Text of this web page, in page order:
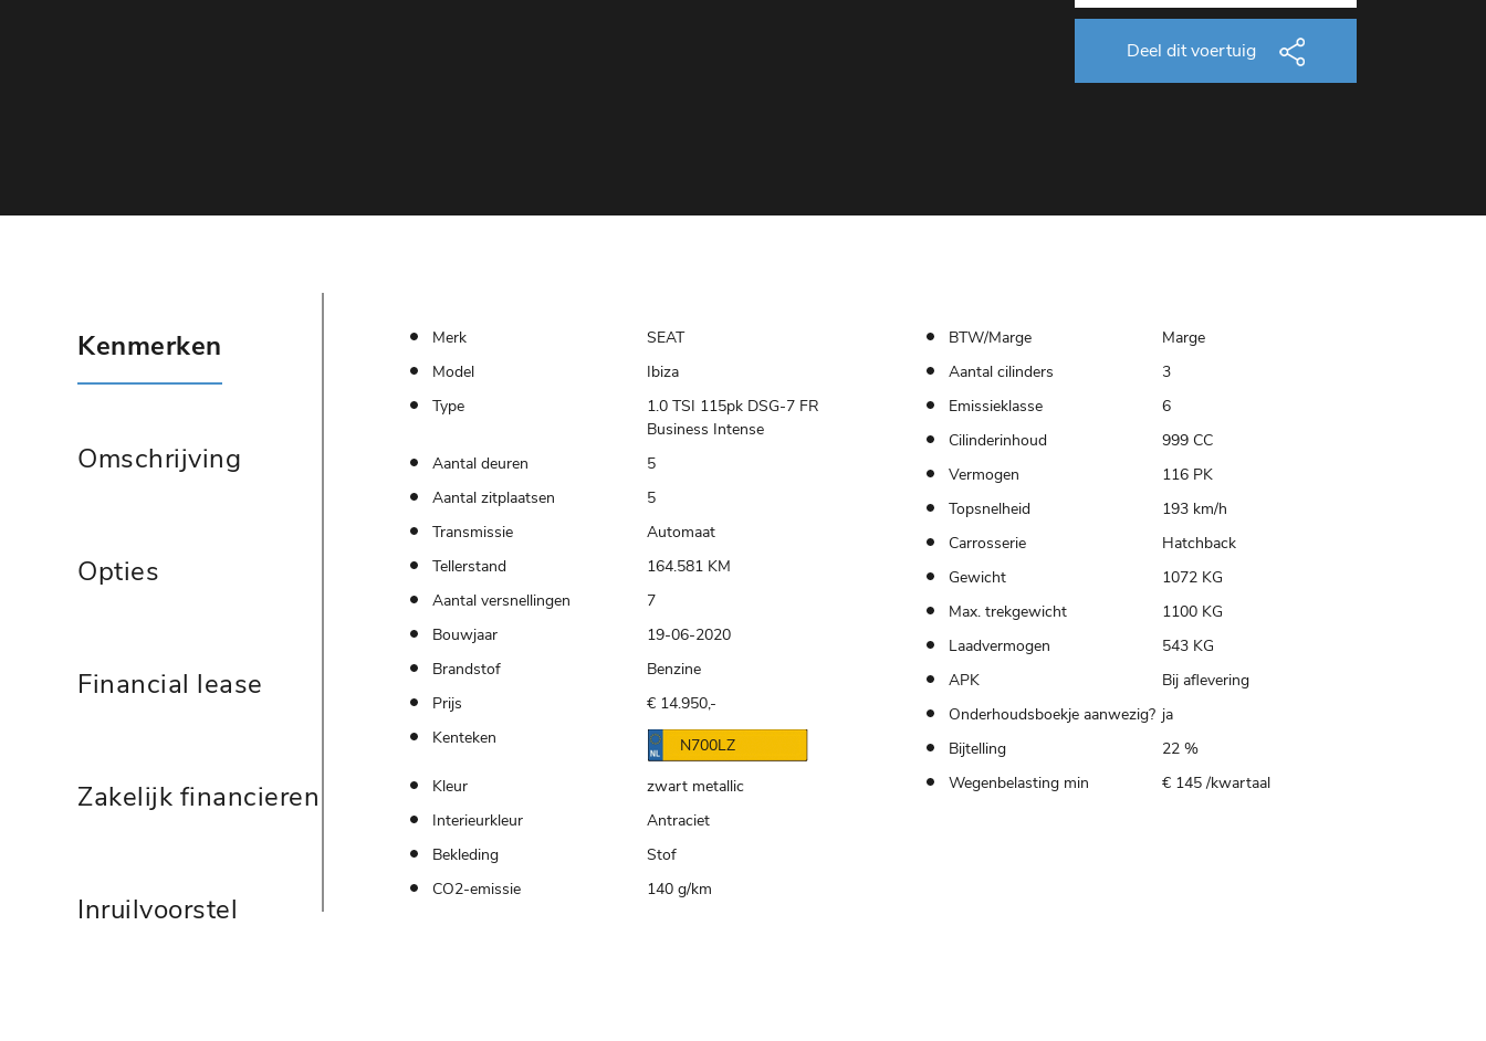
Deel dit voertuig
Kenmerken
Omschrijving
Opties
Financial lease
Zakelijk financieren
Inruilvoorstel
Merk
SEAT
Model
Ibiza
Type
1.0 TSI 115pk DSG-7 FR
Business Intense
Aantal deuren
5
Aantal zitplaatsen
5
Transmissie
Automaat
Tellerstand
164.581 KM
Aantal versnellingen
7
Bouwjaar
19-06-2020
Brandstof
Benzine
Prijs
€ 14.950,-
Kenteken
N700LZ
Kleur
zwart metallic
Interieurkleur
Antraciet
Bekleding
Stof
CO2-emissie
140 g/km
BTW/Marge
Marge
Aantal cilinders
3
Emissieklasse
6
Cilinderinhoud
999 CC
Vermogen
116 PK
Topsnelheid
193 km/h
Carrosserie
Hatchback
Gewicht
1072 KG
Max. trekgewicht
1100 KG
Laadvermogen
543 KG
APK
Bij aflevering
Onderhoudsboekje aanwezig? ja
Bijtelling
22 %
Wegenbelasting min
€ 145 /kwartaal